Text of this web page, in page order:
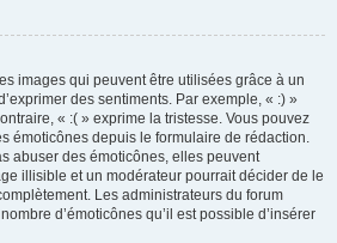
images qui peuvent être utilisées grâce à un
des sentiments. Par exemple, « :) »
« :( » exprime la tristesse. Vous pouvez
émoticônes depuis le formulaire de rédaction.
abuser des émoticônes, elles peuvent
illisible et un modérateur pourrait décider de le
Les administrateurs du forum
d’émoticônes qu’il est possible d’insérer